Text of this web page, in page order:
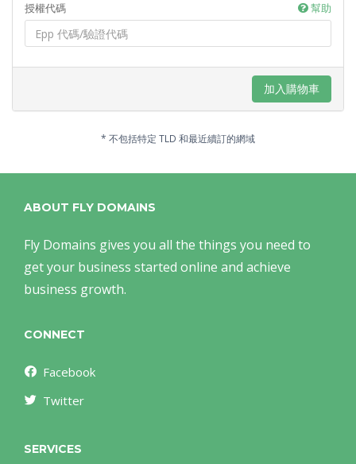
授權代碼 幫助
加入購物車
* 不包括特定 TLD 和最近續訂的網域
ABOUT FLY DOMAINS
Fly Domains gives you all the things you need to
get your business started online and achieve
business growth.
CONNECT
Facebook
Twitter
SERVICES